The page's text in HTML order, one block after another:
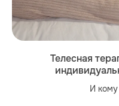
Телесная
И